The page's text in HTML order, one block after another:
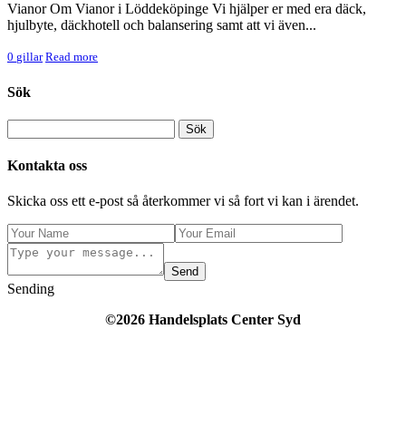
Vianor Om Vianor i Löddeköpinge Vi hjälper er med era däck,
hjulbyte, däckhotell och balansering samt att vi även...
0 gillar Read more
Sök
Kontakta oss
Skicka oss ett e-post så återkommer vi så fort vi kan i ärendet.
Send
Sending
©2026 Handelsplats Center Syd